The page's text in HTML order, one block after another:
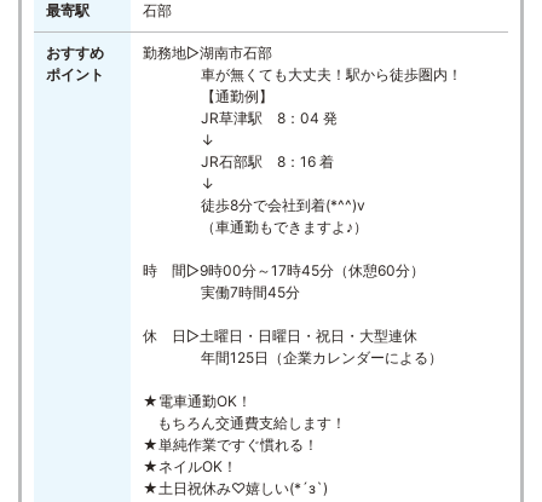
最寄駅 石部
おすすめ
ポイント
勤務地▷湖南市石部
車が無くても大丈夫！駅から徒歩圏内！
【通勤例】
JR草津駅 8：04 発
↓
JR石部駅 8：16 着
↓
徒歩8分で会社到着(*^^)v
（車通勤もできますよ♪）
時 間▷9時00分～17時45分（休憩60分）
実働7時間45分
休 日▷土曜日・日曜日・祝日・大型連休
年間125日（企業カレンダーによる）
★電車通勤OK！
もちろん交通費支給します！
★単純作業ですぐ慣れる！
★ネイルOK！
★土日祝休み♡嬉しい(*´з`)